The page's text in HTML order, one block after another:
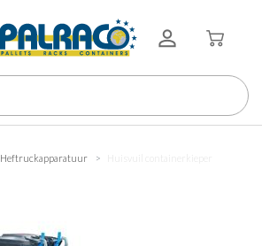
Heftruckapparatuur